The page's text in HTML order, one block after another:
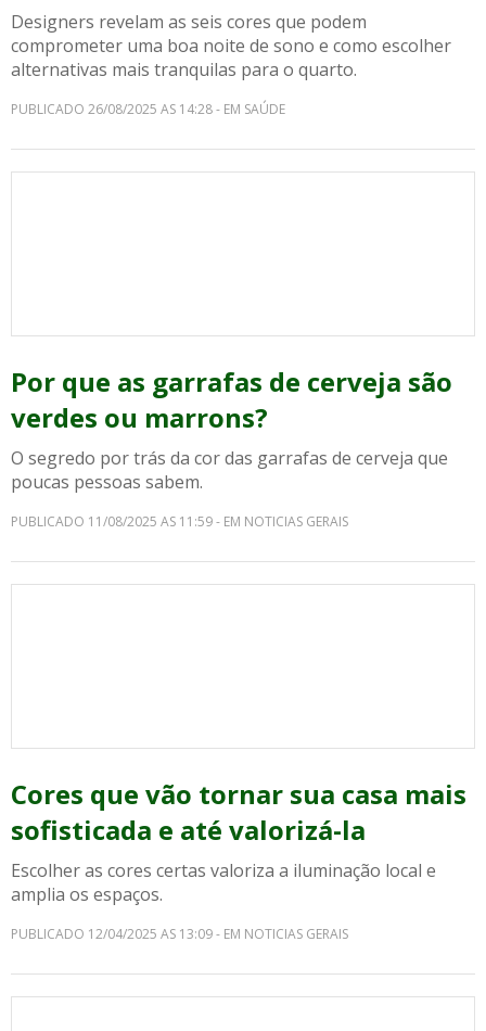
Designers revelam as seis cores que podem
comprometer uma boa noite de sono e como escolher
alternativas mais tranquilas para o quarto.
PUBLICADO 26/08/2025 AS 14:28 - EM SAÚDE
Por que as garrafas de cerveja são
verdes ou marrons?
O segredo por trás da cor das garrafas de cerveja que
poucas pessoas sabem.
PUBLICADO 11/08/2025 AS 11:59 - EM NOTICIAS GERAIS
Cores que vão tornar sua casa mais
sofisticada e até valorizá-la
Escolher as cores certas valoriza a iluminação local e
amplia os espaços.
PUBLICADO 12/04/2025 AS 13:09 - EM NOTICIAS GERAIS